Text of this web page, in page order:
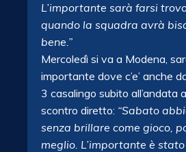
L’importante sarà farsi
quando la squadra avrà
bene.”
Mercoledì si va a Modena,
importante dove c’e’ anche
3 casalingo subito all’andata
scontro diretto: “Sabato
senza brillare come gioco,
meglio. L’importante è